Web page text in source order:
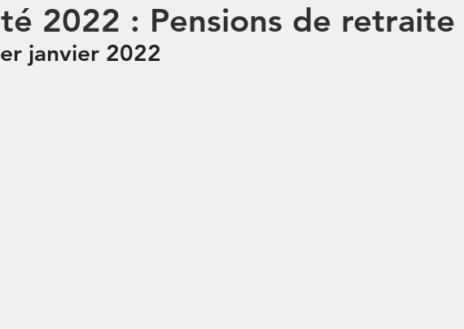
BOSS Contrats aidés
2022 : Pensions de retraite
janvier 2022